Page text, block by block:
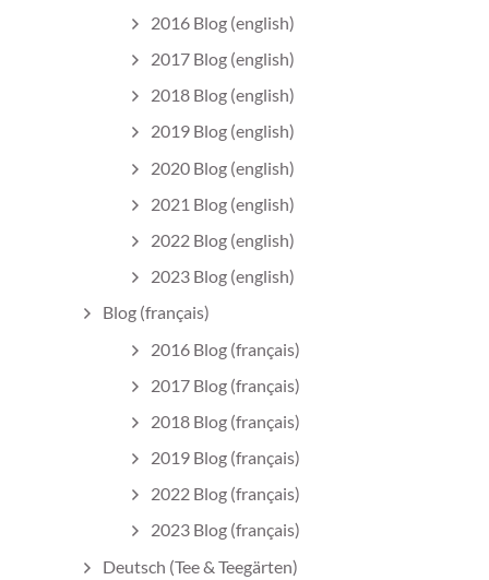
2016 Blog (english)
2017 Blog (english)
2018 Blog (english)
2019 Blog (english)
2020 Blog (english)
2021 Blog (english)
2022 Blog (english)
2023 Blog (english)
Blog (français)
2016 Blog (français)
2017 Blog (français)
2018 Blog (français)
2019 Blog (français)
2022 Blog (français)
2023 Blog (français)
Deutsch (Tee & Teegärten)